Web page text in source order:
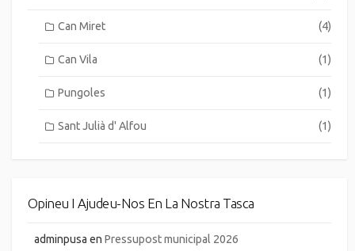
Can Miret (4)
Can Vila (1)
Pungoles (1)
Sant Julià d' Alfou (1)
Opineu I Ajudeu-Nos En La Nostra Tasca
adminpusa en Pressupost municipal 2026